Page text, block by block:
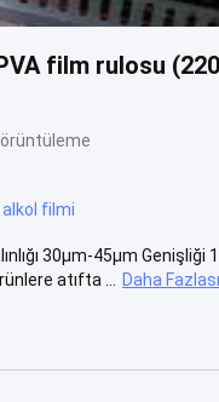
PVA film rulosu
filmi
30μm-45μm
atıfta ...
Daha